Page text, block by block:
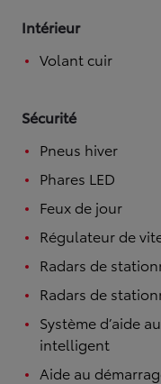
Intérieur
Volant cuir
Sécurité
Pneus hiver
Phares LED
Feux de jour
Régulateur de
Radars de
Radars de
Système d’aide
intelligent
Aide au